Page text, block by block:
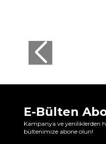
E-Bülten
Kampanya ve yeniliklerden
bültenimize abone olun!